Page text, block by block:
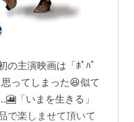
の主演映画は「ﾎﾟﾊﾟ
ってしまった😆似て
「いまを生きる」
で楽しませて頂いて